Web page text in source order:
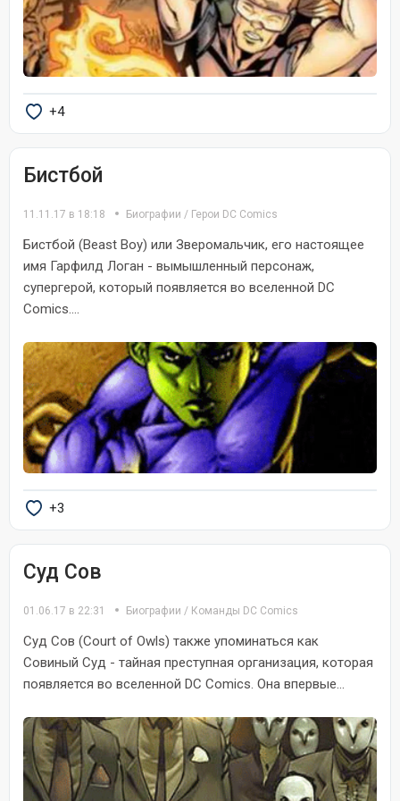
+4
Бистбой
11.11.17 в 18:18 Биографии / Герои DC Comics
Бистбой (Beast Boy) или Зверомальчик, его настоящее
имя Гарфилд Логан - вымышленный персонаж,
супергерой, который появляется во вселенной DC
Comics....
+3
Суд Сов
01.06.17 в 22:31 Биографии / Команды DC Comics
Суд Сов (Court of Owls) также упоминаться как
Совиный Суд - тайная преступная организация, которая
появляется во вселенной DC Comics. Она впервые...